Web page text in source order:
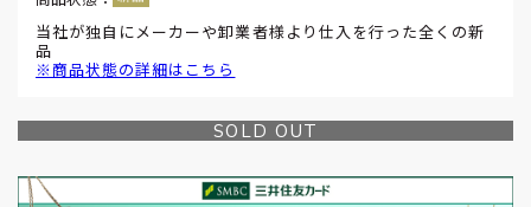
当社が独自にメーカーや卸業者様より仕入を行った全くの新
品
※商品状態の詳細はこちら
SOLD OUT